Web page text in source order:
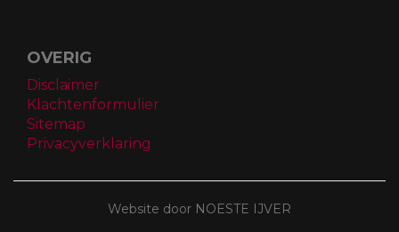
OVERIG
Disclaimer
Klachtenformulier
Sitemap
Privacyverklaring
Website door NOESTE IJVER